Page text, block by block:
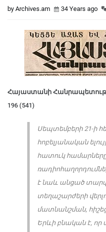
by Archives.am 34 Years ago
Հայաստանի
196 (541)
Սեպտեմբերի 21-ի
հոբելյանական
հատուկ
է նաև անցած
տեղաշարժերի
մատնանշման,
Երևի բնական է,